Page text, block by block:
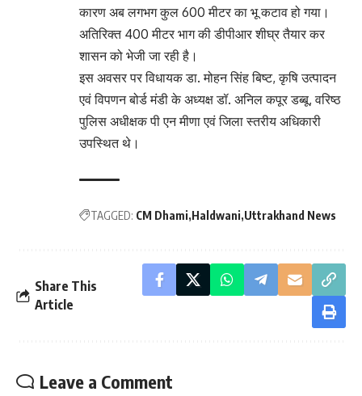
कारण अब लगभग कुल 600 मीटर का भू कटाव हो गया।
अतिरिक्त 400 मीटर भाग की डीपीआर शीघ्र तैयार कर
शासन को भेजी जा रही है।
इस अवसर पर विधायक डा. मोहन सिंह बिष्ट, कृषि उत्पादन
एवं विपणन बोर्ड मंडी के अध्यक्ष डॉ. अनिल कपूर डब्बू, वरिष्ठ
पुलिस अधीक्षक पी एन मीणा एवं जिला स्तरीय अधिकारी
उपस्थित थे।
TAGGED: CM Dhami Haldwani Uttrakhand News
Share This
Article
Leave a Comment